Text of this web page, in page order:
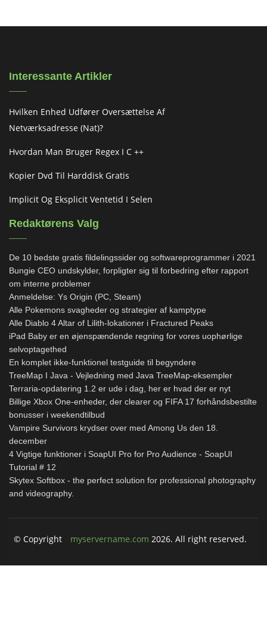
Interessante Artikler
Hvilken Enhed Udfører Oversættelse Af
Netværksadresse (nat)?
Hvordan Man Bruger Regex I C ++
Kopier Dvd Til Harddisk Gratis
Implicit Og Eksplicit Ventetid I Selen
Redaktørens Valg
De 10 bedste gratis fildelingssider og softwareprogrammer i 2021
Bungie CEO undskylder, forpligter sig til forbedring efter rapport
om interne problemer
Anmeldelse: Ys Origin (PC, Steam)
Alle Pokemons svagheder og strategier af kamptype
Alle Diablo 4 Altar of Lilith-lokationer i Fractured Peaks
iPad Baby er en øjenspændende regning for vores uophørlige
selvoptagethed
En komplet ikke-funktionel testguide til begyndere
TreeMap I Java - Vejledning med Java TreeMap-eksempler
Terraria-opdatering 1.2 er ude i dag, her er hvad der er nyt
Billige Xbox One-enheder, der clearer og FIFA 17 forhåndsbestilte
bonusser i weekendtilbud
Vampire Survivors krydser over med Among Us den 18.
december
4 Vigtige funktioner i SoapUI Pro for Pro Audience - SoapUI
Tutorial # 12
Skytex Softbox - the perfect solution for professional photography
and videography.
© Copyright myservername.com 2026. All right reserved.